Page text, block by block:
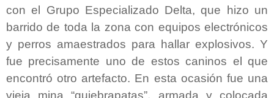
con el Grupo Especializado Delta, que hizo un
barrido de toda la zona con equipos electrónicos
y perros amaestrados para hallar explosivos. Y
fue precisamente uno de estos caninos el que
encontró otro artefacto. En esta ocasión fue una
vieja mina “quiebrapatas”, armada y colocada